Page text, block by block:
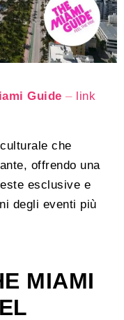
Guide – link
che
offrendo una
esclusive e
degli eventi più
MIAMI